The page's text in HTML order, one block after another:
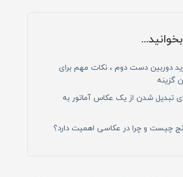
دوربین دست دوم ، نکات مهم برای
گزینه
تبدیل شدن از یک عکاس آماتور به
چیست و چرا در عکاسی اهمیت دارد؟